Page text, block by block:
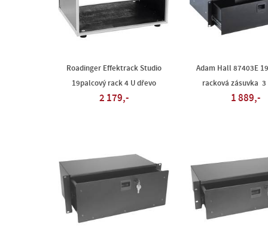
Roadinger Effektrack Studio
19palcový rack 4 U dřevo
2 179,-
Adam Hall 87403E
racková zásuvka 3
1 889,-